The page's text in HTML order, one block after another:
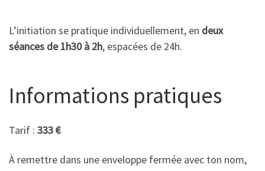
L’initiation se pratique individuellement, en deux
séances de 1h30 à 2h, espacées de 24h.
Informations pratiques
Tarif : 333 €
À remettre dans une enveloppe fermée avec ton nom,